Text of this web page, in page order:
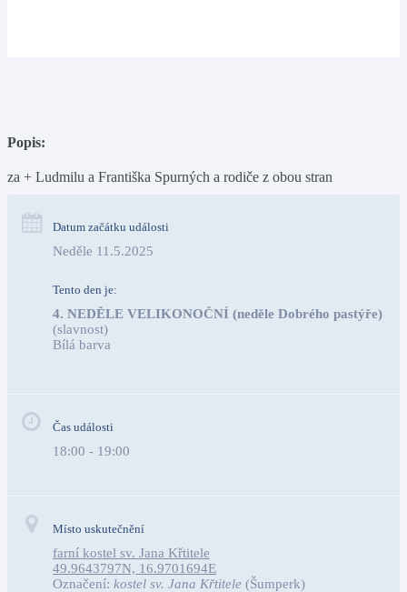
Popis:
za + Ludmilu a Františka Spurných a rodiče z obou stran
Datum začátku události
Neděle 11.5.2025
Tento den je:
4. NEDĚLE VELIKONOČNÍ (neděle Dobrého pastýře)
(slavnost)
Bílá barva
Čas události
18:00 - 19:00
Místo uskutečnění
farní kostel sv. Jana Křtitele
49.9643797N, 16.9701694E
Označení: kostel sv. Jana Křtitele (Šumperk)